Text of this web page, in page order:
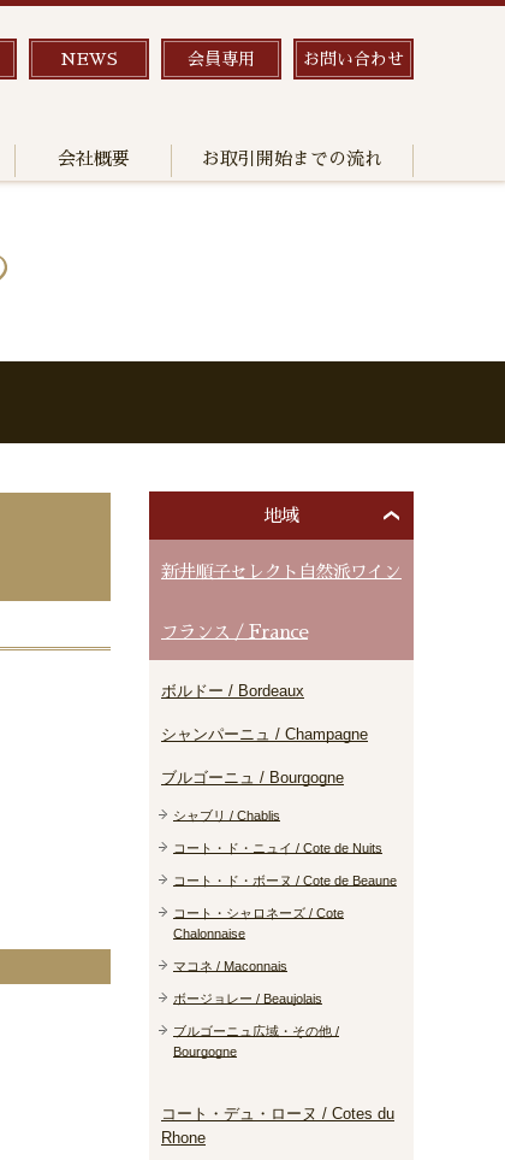
NEWS 会員専用 お問い合わせ
会社概要 お取引開始までの流れ
地域
新井順子セレクト自然派ワイン
フランス / France
ボルドー / Bordeaux
シャンパーニュ / Champagne
ブルゴーニュ / Bourgogne
シャブリ / Chablis
コート・ド・ニュイ / Cote de Nuits
コート・ド・ボーヌ / Cote de Beaune
コート・シャロネーズ / Cote
Chalonnaise
マコネ / Maconnais
ボージョレー / Beaujolais
ブルゴーニュ広域・その他 /
Bourgogne
コート・デュ・ローヌ / Cotes du
Rhone